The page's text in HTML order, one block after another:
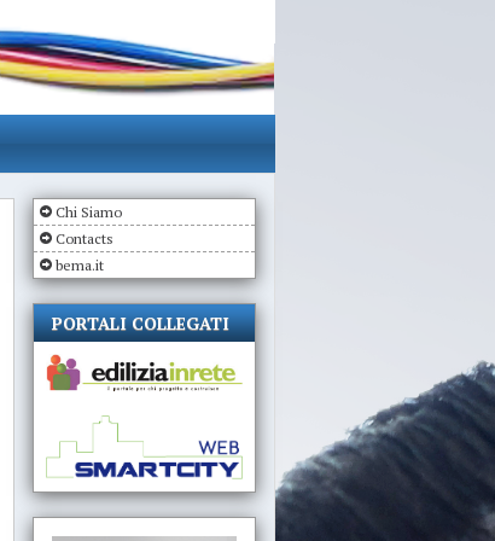
Chi Siamo
Contacts
bema.it
PORTALI COLLEGATI